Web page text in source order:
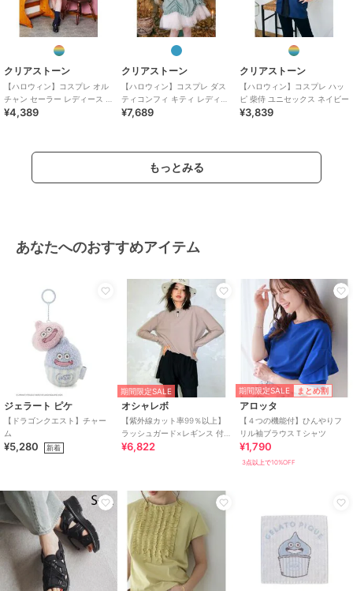
クリアストーン
【ハロウィン】コスプレ オル
チャン セーラー レディース ネ
イビー
¥4,389
クリアストーン
【ハロウィン】コスプレ ダス
ティコンフィ キティ レディー
ス サックスブルー
¥7,689
クリアストーン
【ハロウィン】コスプレ ハッ
ピ 柴侍 ユニセックス ネイビー
¥3,839
もっとみる
あなたへのおすすめアイテム
ジェラート ピケ
【ドラゴンクエスト】チャー
ム
¥5,280 新着
期間限定SALE
オシャレボ
【紫外線カット率99％以上】
ラッシュガード×レギンス 付
き タンキニ
¥6,822
期間限定SALE まとめ割
アロッタ
【４つの機能付】ひんやりフ
リル袖ブラウスＴシャツ
¥1,790
3点以上で10%OFF